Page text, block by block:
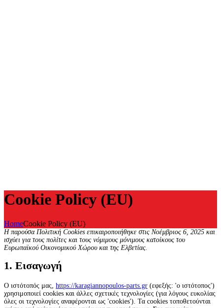
Cookie Policy (EU)
HomeCookie Policy (EU)
Η παρούσα Πολιτική Cookies επικαιροποιήθηκε στις Νοέμβριος 6, 2025 και
ισχύει για τους πολίτες και τους νόμιμους μόνιμους κατοίκους του
Ευρωπαϊκού Οικονομικού Χώρου και της Ελβετίας.
1. Εισαγωγή
Ο ιστότοπός μας, https://karagiannopoulos-parts.gr (εφεξής: 'ο ιστότοπος')
χρησιμοποιεί cookies και άλλες σχετικές τεχνολογίες (για λόγους ευκολίας
όλες οι τεχνολογίες αναφέρονται ως 'cookies'). Τα cookies τοποθετούνται